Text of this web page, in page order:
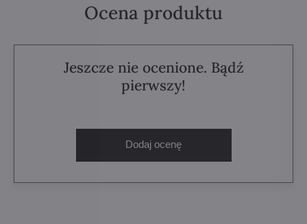
Ocena produktu
Jeszcze nie ocenione. Bądź
pierwszy!
Dodaj ocenę